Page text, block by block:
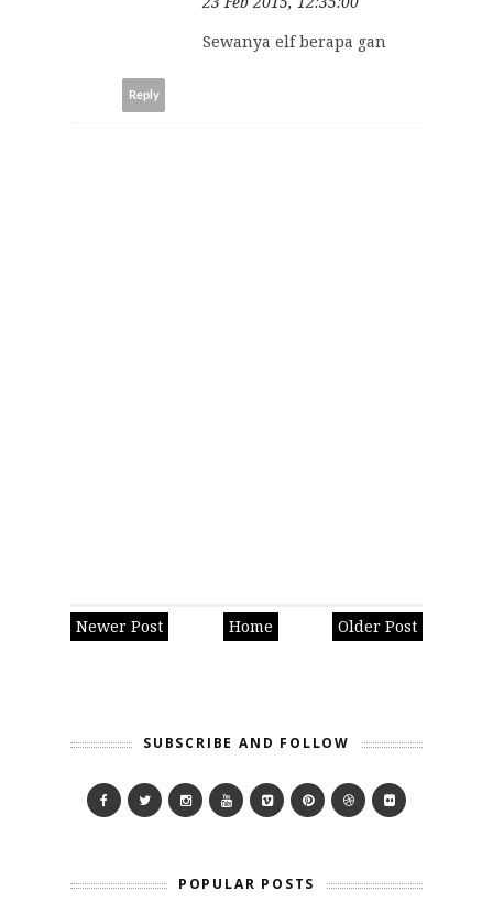
Sewanya elf berapa gan
Reply
Newer Post Older Post
Home
SUBSCRIBE AND FOLLOW
POPULAR POSTS